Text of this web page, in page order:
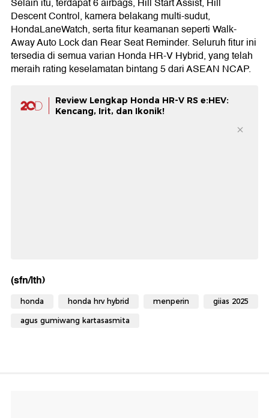
Selain itu, terdapat 6 airbags, Hill Start Assist, Hill
Descent Control, kamera belakang multi-sudut,
HondaLaneWatch, serta fitur keamanan seperti Walk-
Away Auto Lock dan Rear Seat Reminder. Seluruh fitur ini
tersedia di semua varian Honda HR-V Hybrid, yang telah
meraih rating keselamatan bintang 5 dari ASEAN NCAP.
Review Lengkap Honda HR-V RS e:HEV:
Kencang, Irit, dan Ikonik!
(sfn/lth)
honda honda hrv hybrid menperin giias 2025
agus gumiwang kartasasmita